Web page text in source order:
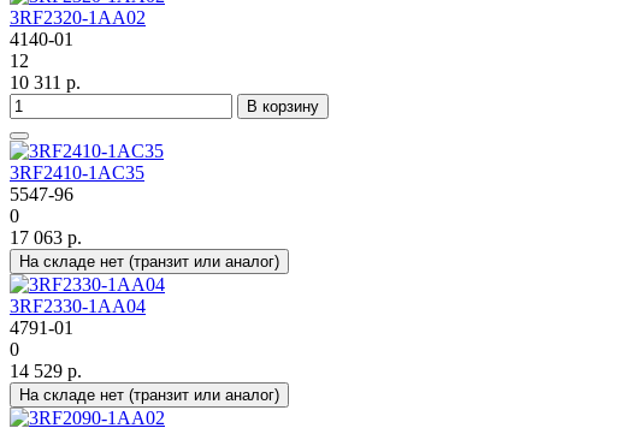
3RF2320-1AA02
4140-01
12
10 311 р.
В корзину
3RF2410-1AC35
5547-96
0
17 063 р.
На складе нет (транзит или аналог)
3RF2330-1AA04
4791-01
0
14 529 р.
На складе нет (транзит или аналог)